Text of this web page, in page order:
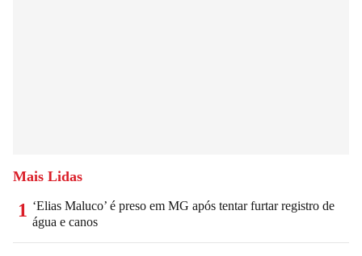
Mais Lidas
1 ‘Elias Maluco’ é preso em MG após tentar furtar registro de
água e canos